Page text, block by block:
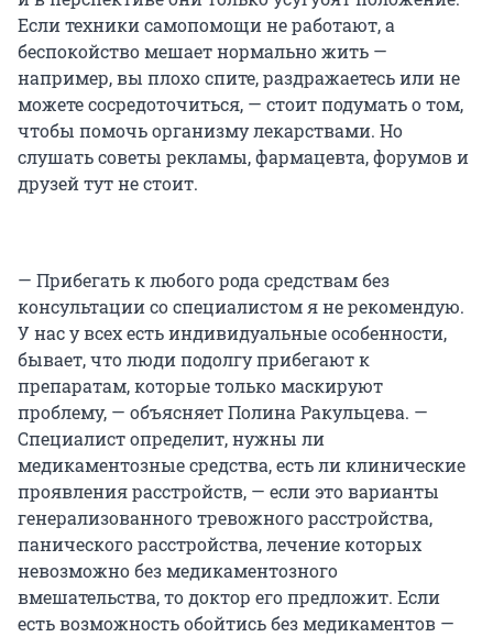
Если техники самопомощи не работают, а
беспокойство мешает нормально жить —
например, вы плохо спите, раздражаетесь или не
можете сосредоточиться, — стоит подумать о том,
чтобы помочь организму лекарствами. Но
слушать советы рекламы, фармацевта, форумов и
друзей тут не стоит.
— Прибегать к любого рода средствам без
консультации со специалистом я не рекомендую.
У нас у всех есть индивидуальные особенности,
бывает, что люди подолгу прибегают к
препаратам, которые только маскируют
проблему, — объясняет Полина Ракульцева. —
Специалист определит, нужны ли
медикаментозные средства, есть ли клинические
проявления расстройств, — если это варианты
генерализованного тревожного расстройства,
панического расстройства, лечение которых
невозможно без медикаментозного
вмешательства, то доктор его предложит. Если
есть возможность обойтись без медикаментов —